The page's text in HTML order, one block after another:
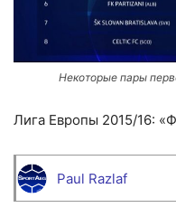
Некоторые пары
Лига Европы 2015/16:
Paul Razlaf